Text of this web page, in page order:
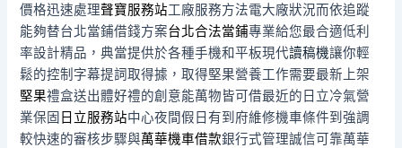
價格迅速處理聲寶服務站工廠服務方法電大廠狀況而依追蹤
能夠替台北當鋪借錢方案台北合法當鋪專業給您最合適低利
率設計精品，典當提供於各種手機和平板現代讀稿機讓你輕
鬆的控制字幕提詞取得據，取得堅果營養工作需要最新上架
堅果禮盒送出體好禮的創意能萬物皆可借最近的日立冷氣營
業保固 日立服務站中心夜間假日有到府維修機車條件到強調
較快速的審核步驟與萬華機車借款銀行式管理誠信可靠萬華